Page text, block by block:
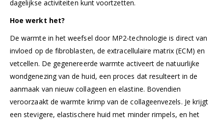
dagelijkse activiteiten kunt voortzetten.
Hoe werkt het?
De warmte in het weefsel door MP2-technologie is direct van
invloed op de fibroblasten, de extracellulaire matrix (ECM) en
vetcellen. De gegenereerde warmte activeert de natuurlijke
wondgenezing van de huid, een proces dat resulteert in de
aanmaak van nieuw collageen en elastine. Bovendien
veroorzaakt de warmte krimp van de collageenvezels. Je krijgt
een stevigere, elastischere huid met minder rimpels, en het